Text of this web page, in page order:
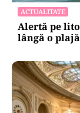
ACTUALITATE
Alertă pe
lângă o